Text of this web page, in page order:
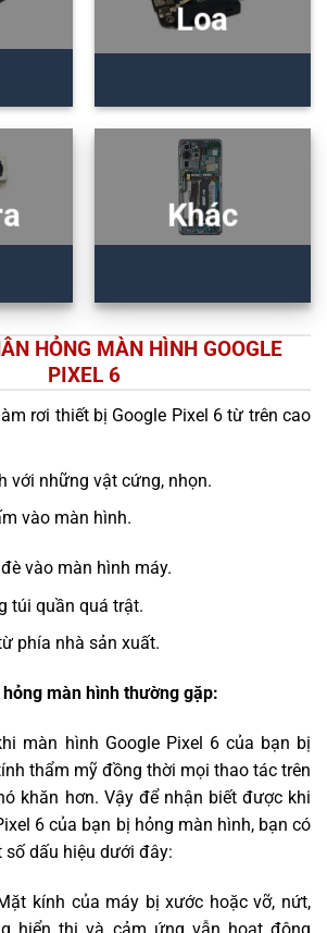
Loa
Khác
HỎNG MÀN HÌNH GOOGLE
PIXEL 6
rơi thiết bị Google Pixel 6 từ trên cao
với những vật cứng, nhọn.
vào màn hình.
vào màn hình máy.
túi quần quá trật.
phía nhà sản xuất.
màn hình thường gặp:
màn hình Google Pixel 6 của bạn bị
thẩm mỹ đồng thời mọi thao tác trên
khăn hơn. Vậy để nhận biết được khi
6 của bạn bị hỏng màn hình, bạn có
dấu hiệu dưới đây:
kính của máy bị xước hoặc vỡ, nứt,
hiển thị và cảm ứng vẫn hoạt động